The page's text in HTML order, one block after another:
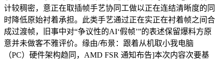
计较稠密，意正在取插帧手艺协同工做以正在连结清晰度的同
时降低原始衬着承担。此类手艺通过正在实正在衬着帧之间合
成过渡帧，旧事中对“争议性的AI‘假帧’”的表述保留爆料方原
意并未做客不雅评价。缘由/布景：跟着从机取小我电脑
（PC）硬件架构趋同，AMD FSR 通知布告]本次内容次要基